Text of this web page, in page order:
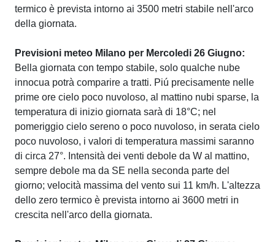
termico è prevista intorno ai 3500 metri stabile nell'arco
della giornata.
Previsioni meteo Milano per Mercoledi 26 Giugno:
Bella giornata con tempo stabile, solo qualche nube
innocua potrà comparire a tratti. Piú precisamente nelle
prime ore cielo poco nuvoloso, al mattino nubi sparse, la
temperatura di inizio giornata sarà di 18°C; nel
pomeriggio cielo sereno o poco nuvoloso, in serata cielo
poco nuvoloso, i valori di temperatura massimi saranno
di circa 27°. Intensità dei venti debole da W al mattino,
sempre debole ma da SE nella seconda parte del
giorno; velocità massima del vento sui 11 km/h. L'altezza
dello zero termico è prevista intorno ai 3600 metri in
crescita nell'arco della giornata.